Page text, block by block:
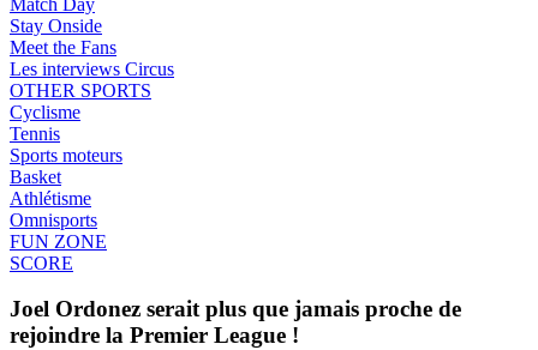
Stay Onside
Meet the Fans
Les interviews Circus
OTHER SPORTS
Cyclisme
Tennis
Sports moteurs
Basket
Athlétisme
Omnisports
FUN ZONE
SCORE
Joel Ordonez serait plus que jamais proche de
rejoindre la Premier League !